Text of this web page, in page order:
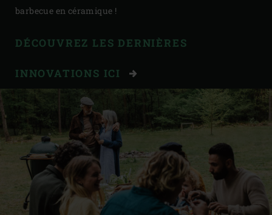
barbecue en céramique !
DÉCOUVREZ LES DERNIÈRES
INNOVATIONS ICI